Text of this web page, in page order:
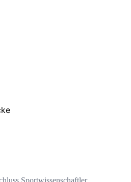
Sportwissenschaftler